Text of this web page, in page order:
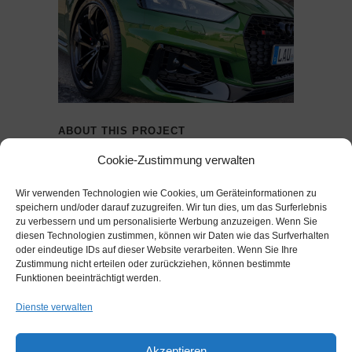
Cookie-Zustimmung verwalten
Wir verwenden Technologien wie Cookies, um Geräteinformationen zu
speichern und/oder darauf zuzugreifen. Wir tun dies, um das Surferlebnis
zu verbessern und um personalisierte Werbung anzuzeigen. Wenn Sie
diesen Technologien zustimmen, können wir Daten wie das Surfverhalten
oder eindeutige IDs auf dieser Website verarbeiten. Wenn Sie Ihre
Zustimmung nicht erteilen oder zurückziehen, können bestimmte
Funktionen beeinträchtigt werden.
Dienste verwalten
ABOUT THIS PROJECT
An diesem schönen Audi RS 5 haben wir eine
intensive Lackreinigung durchgeführt & diesen
dann natürlich anschließend versiegelt, sodass
er wieder in neuem Glanz vom Hof fahren
kann…..
und rundum geschützt ist – wir beraten Sie
gerne zu unseren unterschiedlichen Paketen.